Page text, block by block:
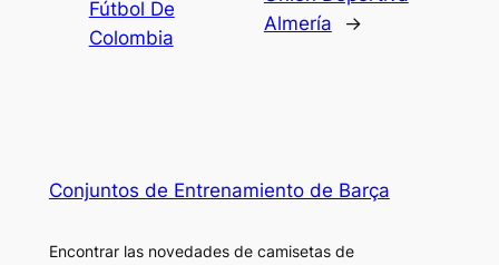
Fútbol De
Colombia
Almería
→
Conjuntos de Entrenamiento de Barça
Encontrar las novedades de camisetas de